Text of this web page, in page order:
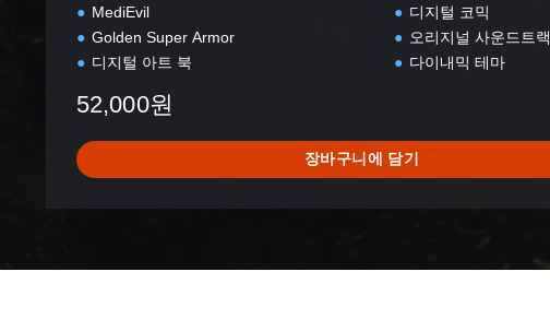
MediEvil
Golden Super Armor
디지털 아트 북
디지털 코믹
오리지널 사운드트랙
다이내믹 테마
52,000원
장바구니에 담기